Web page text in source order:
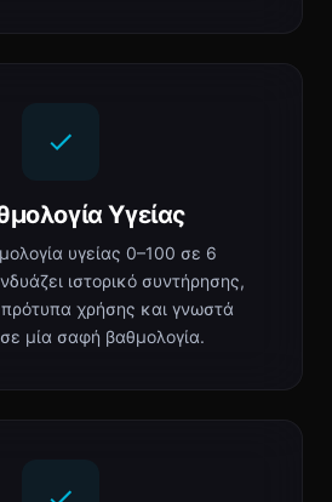
Υγείας
υγείας 0–100 σε 6
ιστορικό συντήρησης,
χρήσης και γνωστά
μία σαφή βαθμολογία.